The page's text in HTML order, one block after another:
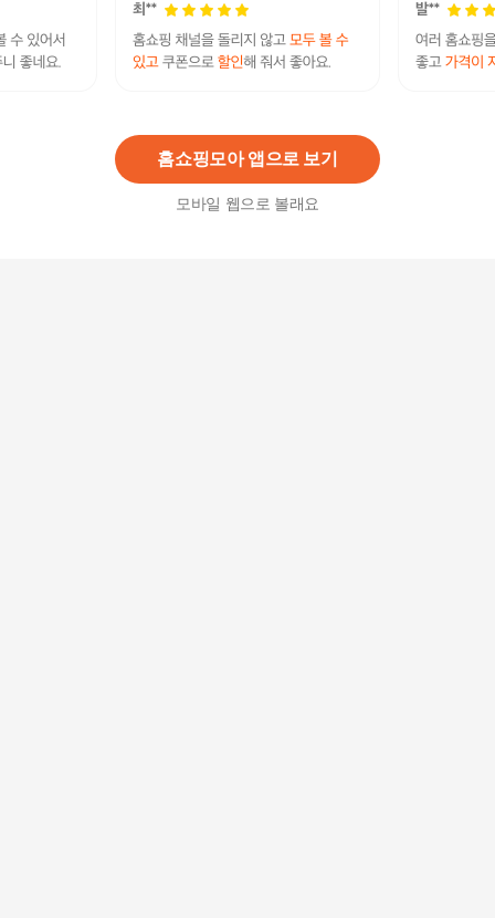
홈쇼핑모아 앱으로 보기
모바일 웹으로 볼래요
베스트오브그린 10억 유산균이 들어간 속편한 양